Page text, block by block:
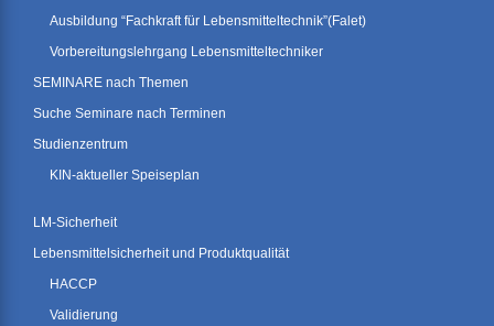
Ausbildung “Fachkraft für Lebensmitteltechnik”(Falet)
Vorbereitungslehrgang Lebensmitteltechniker
SEMINARE nach Themen
Suche Seminare nach Terminen
Studienzentrum
KIN-aktueller Speiseplan
LM-Sicherheit
Lebensmittelsicherheit und Produktqualität
HACCP
Validierung